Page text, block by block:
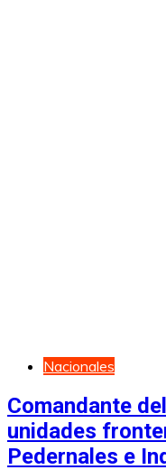
Nacionales
Comandante
unidades
Pedernales e